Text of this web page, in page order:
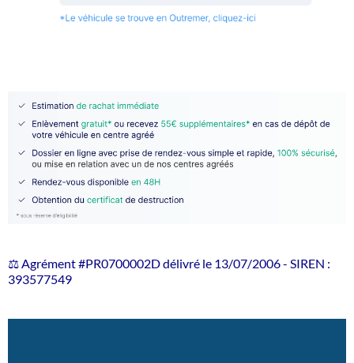
⚖️ Agrément #PR0700002D délivré le 13/07/2006 - SIREN :
393577549